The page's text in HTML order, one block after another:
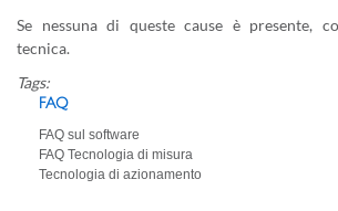
Se nessuna di queste cause è presente,
tecnica.
Tags:
FAQ
FAQ sul software
FAQ Tecnologia di misura
Tecnologia di azionamento